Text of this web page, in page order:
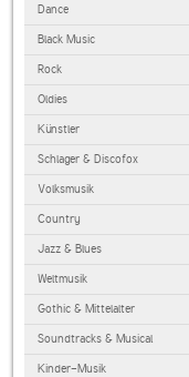
Dance
Black Music
Rock
Oldies
Künstler
Schlager & Discofox
Volksmusik
Country
Jazz & Blues
Weltmusik
Gothic & Mittelalter
Soundtracks & Musical
Kinder-Musik